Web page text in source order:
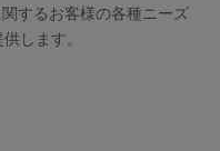
するお客様の各種ニーズ
します。